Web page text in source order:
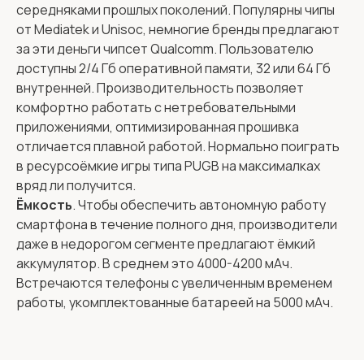
середняками прошлых поколений. Популярны чипы
от Mediatek и Unisoc, немногие бренды предлагают
за эти деньги чипсет Qualcomm. Пользователю
доступны 2/4 Гб оперативной памяти, 32 или 64 Гб
внутренней. Производительность позволяет
комфортно работать с нетребовательными
приложениями, оптимизированная прошивка
отличается плавной работой. Нормально поиграть
в ресурсоёмкие игры типа PUGB на максималках
вряд ли получится.
Ёмкость. Чтобы обеспечить автономную работу
смартфона в течение полного дня, производители
даже в недорогом сегменте предлагают ёмкий
аккумулятор. В среднем это 4000-4200 мАч.
Встречаются телефоны с увеличенным временем
работы, укомплектованные батареей на 5000 мАч.